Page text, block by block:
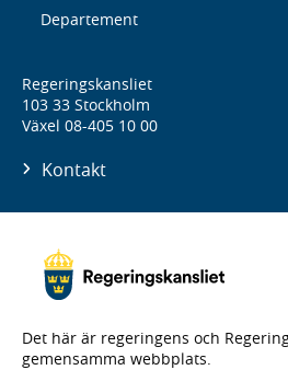
Departement
Regeringskansliet
103 33 Stockholm
Växel 08-405 10 00
Kontakt
Det här är regeringens och
gemensamma webbplats.